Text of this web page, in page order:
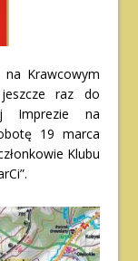
na Krawcowym
raz do
Imprezie na
19 marca
Klubu